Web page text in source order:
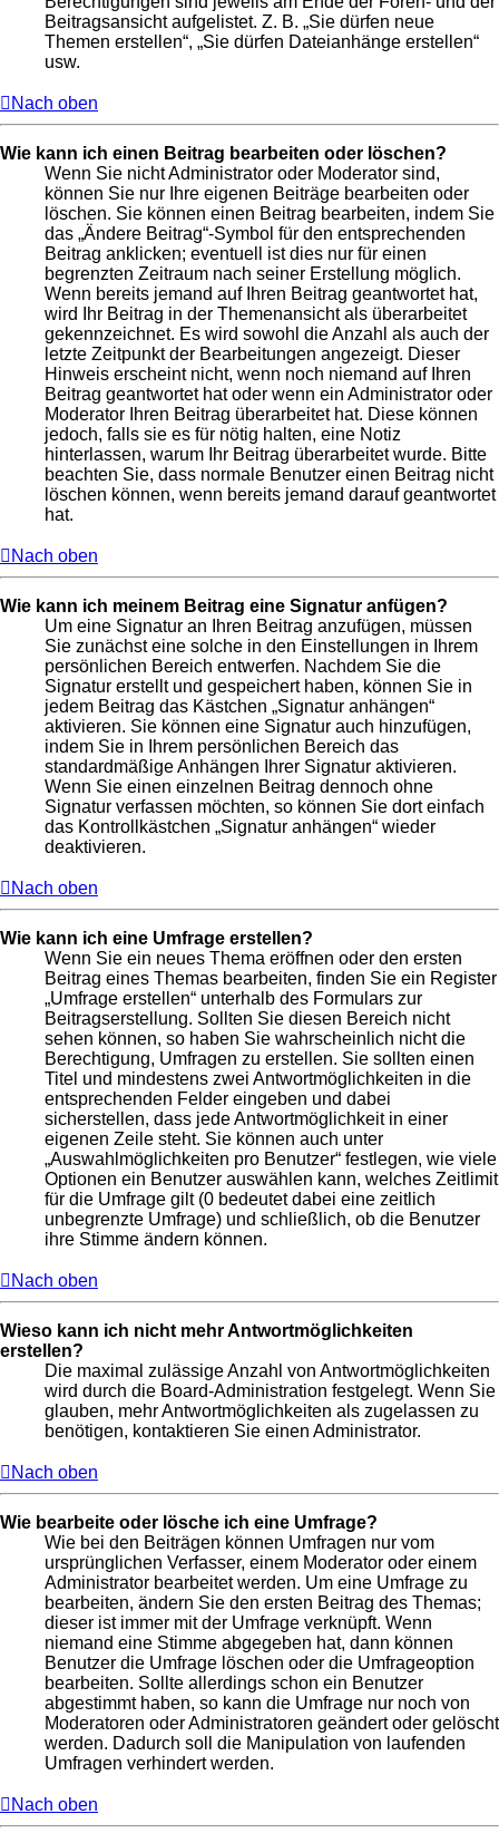
Beitragsansicht aufgelistet. Z. B. „Sie dürfen neue
Themen erstellen“, „Sie dürfen Dateianhänge erstellen“
usw.
Nach oben
Wie kann ich einen Beitrag bearbeiten oder löschen?
Wenn Sie nicht Administrator oder Moderator sind,
können Sie nur Ihre eigenen Beiträge bearbeiten oder
löschen. Sie können einen Beitrag bearbeiten, indem Sie
das „Ändere Beitrag“-Symbol für den entsprechenden
Beitrag anklicken; eventuell ist dies nur für einen
begrenzten Zeitraum nach seiner Erstellung möglich.
Wenn bereits jemand auf Ihren Beitrag geantwortet hat,
wird Ihr Beitrag in der Themenansicht als überarbeitet
gekennzeichnet. Es wird sowohl die Anzahl als auch der
letzte Zeitpunkt der Bearbeitungen angezeigt. Dieser
Hinweis erscheint nicht, wenn noch niemand auf Ihren
Beitrag geantwortet hat oder wenn ein Administrator oder
Moderator Ihren Beitrag überarbeitet hat. Diese können
jedoch, falls sie es für nötig halten, eine Notiz
hinterlassen, warum Ihr Beitrag überarbeitet wurde. Bitte
beachten Sie, dass normale Benutzer einen Beitrag nicht
löschen können, wenn bereits jemand darauf geantwortet
hat.
Nach oben
Wie kann ich meinem Beitrag eine Signatur anfügen?
Um eine Signatur an Ihren Beitrag anzufügen, müssen
Sie zunächst eine solche in den Einstellungen in Ihrem
persönlichen Bereich entwerfen. Nachdem Sie die
Signatur erstellt und gespeichert haben, können Sie in
jedem Beitrag das Kästchen „Signatur anhängen“
aktivieren. Sie können eine Signatur auch hinzufügen,
indem Sie in Ihrem persönlichen Bereich das
standardmäßige Anhängen Ihrer Signatur aktivieren.
Wenn Sie einen einzelnen Beitrag dennoch ohne
Signatur verfassen möchten, so können Sie dort einfach
das Kontrollkästchen „Signatur anhängen“ wieder
deaktivieren.
Nach oben
Wie kann ich eine Umfrage erstellen?
Wenn Sie ein neues Thema eröffnen oder den ersten
Beitrag eines Themas bearbeiten, finden Sie ein Register
„Umfrage erstellen“ unterhalb des Formulars zur
Beitragserstellung. Sollten Sie diesen Bereich nicht
sehen können, so haben Sie wahrscheinlich nicht die
Berechtigung, Umfragen zu erstellen. Sie sollten einen
Titel und mindestens zwei Antwortmöglichkeiten in die
entsprechenden Felder eingeben und dabei
sicherstellen, dass jede Antwortmöglichkeit in einer
eigenen Zeile steht. Sie können auch unter
„Auswahlmöglichkeiten pro Benutzer“ festlegen, wie viele
Optionen ein Benutzer auswählen kann, welches Zeitlimit
für die Umfrage gilt (0 bedeutet dabei eine zeitlich
unbegrenzte Umfrage) und schließlich, ob die Benutzer
ihre Stimme ändern können.
Nach oben
Wieso kann ich nicht mehr Antwortmöglichkeiten
erstellen?
Die maximal zulässige Anzahl von Antwortmöglichkeiten
wird durch die Board-Administration festgelegt. Wenn Sie
glauben, mehr Antwortmöglichkeiten als zugelassen zu
benötigen, kontaktieren Sie einen Administrator.
Nach oben
Wie bearbeite oder lösche ich eine Umfrage?
Wie bei den Beiträgen können Umfragen nur vom
ursprünglichen Verfasser, einem Moderator oder einem
Administrator bearbeitet werden. Um eine Umfrage zu
bearbeiten, ändern Sie den ersten Beitrag des Themas;
dieser ist immer mit der Umfrage verknüpft. Wenn
niemand eine Stimme abgegeben hat, dann können
Benutzer die Umfrage löschen oder die Umfrageoption
bearbeiten. Sollte allerdings schon ein Benutzer
abgestimmt haben, so kann die Umfrage nur noch von
Moderatoren oder Administratoren geändert oder gelöscht
werden. Dadurch soll die Manipulation von laufenden
Umfragen verhindert werden.
Nach oben